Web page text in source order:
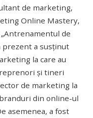
de marketing,
Online Mastery,
de
prezent a susținut
la care au
și tineri
de marketing la
din online-ul
asemenea, a fost